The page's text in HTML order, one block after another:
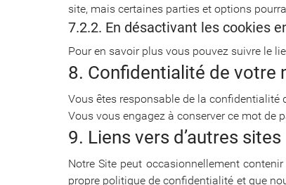
site, mais certaines parties et options
7.2.2. En désactivant les cookies
Pour en savoir plus vous pouvez suivre le
8. Confidentialité de votre
Vous êtes responsable de la confidentialité
Vous vous engagez à conserver ce mot de
9. Liens vers d’autres
Notre Site peut occasionnellement
propre politique de confidentialité et que